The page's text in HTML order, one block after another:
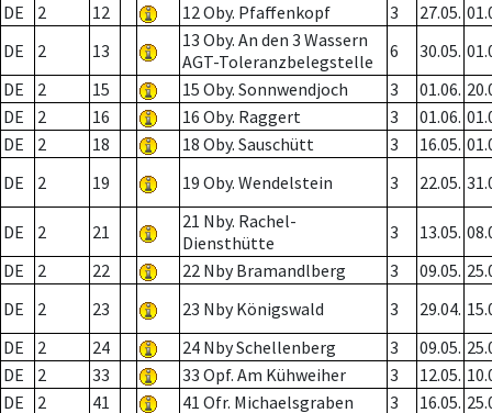
DE
2 12 12 Oby. Pfaffenkopf 3 27.05.
DE
2 13
13 Oby. An den 3 Wassern
AGT-Toleranzbelegstelle
6 30.05.
DE
2 15 15 Oby. Sonnwendjoch 3 01.06.
DE
2 16 16 Oby. Raggert 3 01.06.
DE
2 18 18 Oby. Sauschütt 3 16.05.
DE
2 19 19 Oby. Wendelstein 3 22.05.
DE 2 21
21 Nby. Rachel-
Diensthütte
3 13.05.
DE
2 22 22 Nby Bramandlberg 3 09.05.
DE
2 23 23 Nby Königswald 3 29.04.
DE
2 24 24 Nby Schellenberg 3 09.05.
DE
2 33 33 Opf. Am Kühweiher 3 12.05.
DE
2 41 41 Ofr. Michaelsgraben 3 16.05.